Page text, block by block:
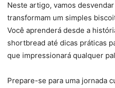
Neste artigo, vamos
transformam um simples
Você aprenderá desde a
shortbread até dicas práticas
que impressionará qualquer
Prepare-se para uma jornada